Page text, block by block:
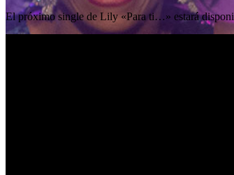
El próximo single de Lily «Para ti…» estará